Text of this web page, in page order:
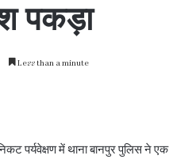
पकड़ा
Less than a minute
पर्यवेक्षण में थाना बानपुर पुलिस ने एक